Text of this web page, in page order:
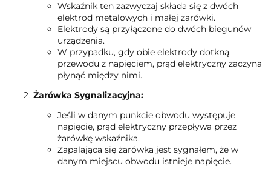
Wskaźnik ten zazwyczaj składa się z dwóch
elektrod metalowych i małej żarówki.
Elektrody są przyłączone do dwóch biegunów
urządzenia.
W przypadku, gdy obie elektrody dotkną
przewodu z napięciem, prąd elektryczny zaczyna
płynąć między nimi.
Żarówka Sygnalizacyjna:
Jeśli w danym punkcie obwodu występuje
napięcie, prąd elektryczny przepływa przez
żarówkę wskaźnika.
Zapalająca się żarówka jest sygnałem, że w
danym miejscu obwodu istnieje napięcie.